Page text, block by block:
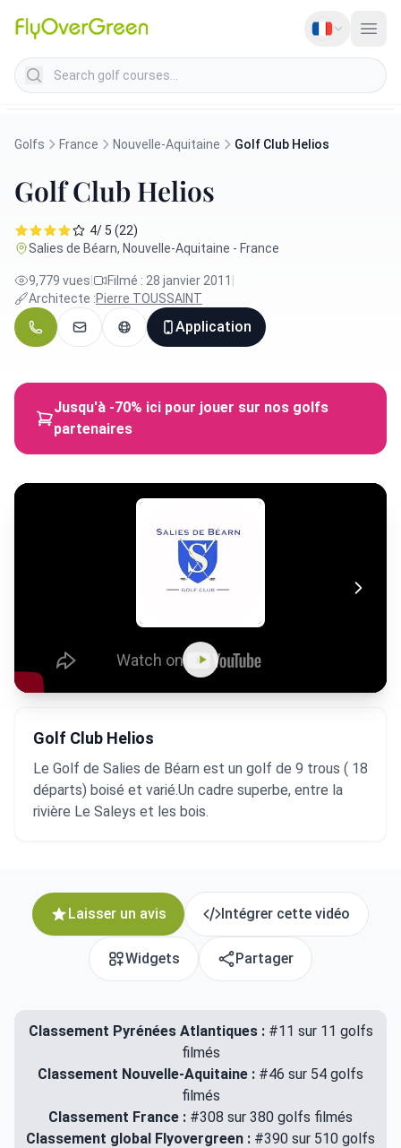
Search golf courses
Golfs France Nouvelle-Aquitaine Golf Club Helios
Golf Club Helios
4/ 5 (22)
Salies de Béarn, Nouvelle-Aquitaine - France
9,779 vues Filmé : 28 janvier 2011
Architecte :Pierre TOUSSAINT
Application
Jusqu'à -70% ici pour jouer sur nos golfs
partenaires
Golf Club Helios
Le Golf de Salies de Béarn est un golf de 9 trous ( 18
départs) boisé et varié.Un cadre superbe, entre la
rivière Le Saleys et les bois.
Laisser un avis Intégrer cette vidéo
Widgets Partager
Classement Pyrénées Atlantiques :#11 sur 11 golfs
filmés
Classement Nouvelle-Aquitaine : #46 sur 54 golfs
filmés
Classement France : #308 sur 380 golfs filmés
Classement global Flyovergreen : #390 sur 510 golfs